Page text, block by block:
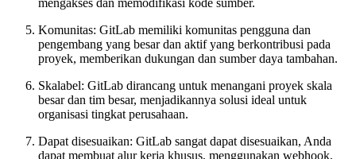
Komunitas: GitLab memiliki komunitas pengguna dan
pengembang yang besar dan aktif yang berkontribusi pada
proyek, memberikan dukungan dan sumber daya tambahan.
Skalabel: GitLab dirancang untuk menangani proyek skala
besar dan tim besar, menjadikannya solusi ideal untuk
organisasi tingkat perusahaan.
Dapat disesuaikan: GitLab sangat dapat disesuaikan, Anda
dapat membuat alur kerja khusus, menggunakan webhook,